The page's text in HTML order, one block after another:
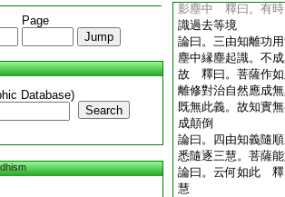
Page
Database)
Search
影塵中 釋曰。有時
識過去等境
論曰。三由知離功
塵中縁塵起識。不
故 釋曰。菩薩作如
離修對治自然應成
既無此義。故知實
成顛倒
論曰。四由知義隨
悉隨逐三慧。菩薩
論曰。云何如此 釋
慧